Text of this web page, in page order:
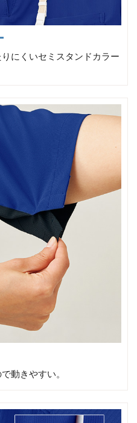
にくいセミスタンドカラー
動きやすい。